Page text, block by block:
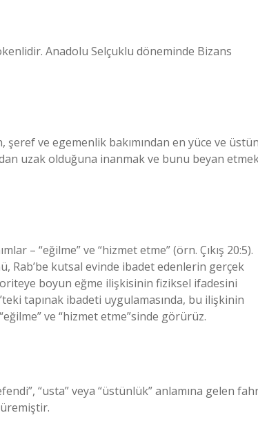
Anadolu Selçuklu döneminde Bizans
şeref ve egemenlik bakımından en yüce ve
uzak olduğuna inanmak ve bunu beyan
– “eğilme” ve “hizmet etme” (örn. Çıkış 20:5).
Rab’be kutsal evinde ibadet edenlerin gerçek
boyun eğme ilişkisinin fiziksel ifadesini
tapınak ibadeti uygulamasında, bu ilişkinin
ve “hizmet etme”sinde görürüz.